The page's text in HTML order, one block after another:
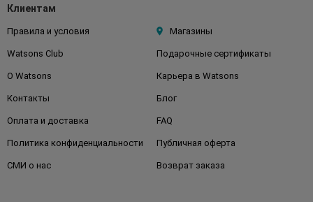
Клиентам
Правила и условия Магазины
Watsons Club Подарочные сертификаты
О Watsons Карьера в Watsons
Контакты Блог
Оплата и доставка FAQ
Политика конфиденциальности Публичная оферта
СМИ о нас Возврат заказа